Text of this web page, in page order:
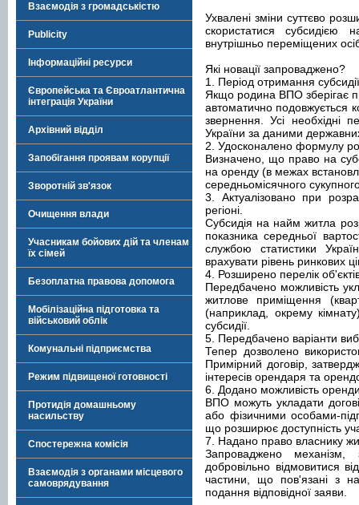
Взаємодія з громадськістю
Publicity
Інформаційні ресурси
Європейська та Євроатлантична
інтеграція України
Архівний відділ
Запобігання проявам корупції
Зворотній зв'язок
Очищення влади
Учасникам бойових дій та членам
їх сімей
Безоплатна правова допомога
Мобілізаційна підготовка та
військовий облік
Комунальні підприємства
Режим підвищеної готовності
Протидія домашньому
насильству
Спостережна комісія
Взаємодія з органами місцевого
самоврядування
Ухвалені зміни суттєво
скористатися субсидією
внутрішньо переміщених
Які новації запроваджено?
1. Період отримання
Якщо родина ВПО зберігає
автоматично подовжується
звернення. Усі необхідні
України за даними
2. Удосконалено формулу
Визначено, що право на
на оренду (в межах
середньомісячного
3. Актуалізовано при
регіоні.
Субсидія на найм житла
показника середньої
службою статистики
врахувати рівень ринкових
4. Розширено перелік
Передбачено можливість
житлове приміщення
(наприклад, окрему
субсидії.
5. Передбачено варіанти
Тепер дозволено
Примірний договір,
інтересів орендаря та
6. Додано можливість
ВПО можуть укладати
або фізичними особами-
що розширює доступність
7. Надано право власнику
Запроваджено
добровільно відмовитися
частини, що пов'язані з
подання відповідної заяви.